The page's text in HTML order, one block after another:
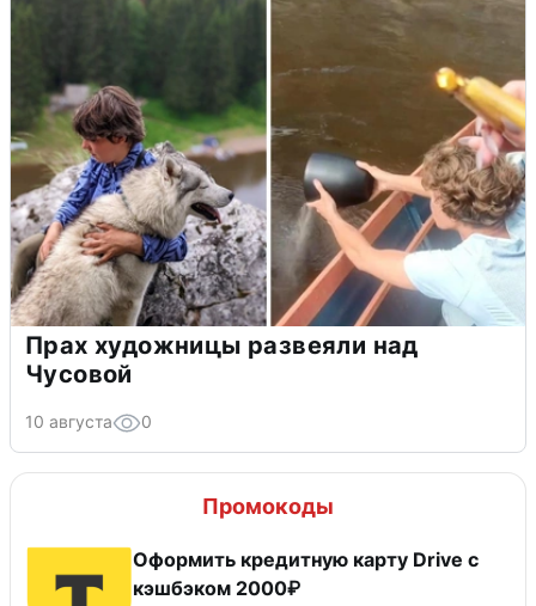
Прах художницы развеяли над
Чусовой
10 августа 0
Промокоды
Оформить кредитную карту Drive с
кэшбэком 2000₽